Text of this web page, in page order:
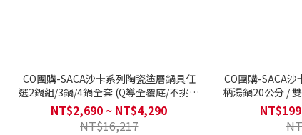
CO團購-SACA沙卡系列陶瓷塗層鍋具任
選2鍋組/3鍋/4鍋全套 (Q導全覆底/不挑爐
具，瓦斯爐電磁爐可用)送矽膠配件三件
組
NT$2,690 ~ NT$4,290
NT$16,217
CO團購-SACA
柄湯鍋20公分 / 雙耳
公分(無鍋蓋) /
不挑爐具，